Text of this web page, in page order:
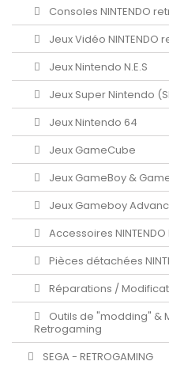
Consoles NINTENDO
Jeux Vidéo NINTENDO
Jeux Nintendo N.E.S
Jeux Super Nintendo
Jeux Nintendo 64
Jeux GameCube
Jeux GameBoy &
Jeux Gameboy
Accessoires
Pièces détachées
Réparations /
Outils de "modding" &
Retrogaming
SEGA - RETROGAMING